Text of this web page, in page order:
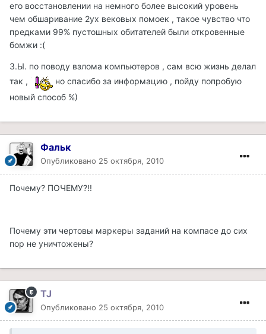
его восстановлении на немного более высокий уровень
чем обшаривание 2ух вековых помоек , такое чувство что
предками 99% пустошных обитателей были откровенные
бомжи :(
З.Ы. по поводу взлома компьютеров , сам всю жизнь делал
так ,
но спасибо за информацию , пойду попробую
новый способ %)
Фальк
Опубликовано 25 октября, 2010
Почему? ПОЧЕМУ?!!
Почему эти чертовы маркеры заданий на компасе до сих
пор не уничтожены?
TJ
Опубликовано 25 октября, 2010